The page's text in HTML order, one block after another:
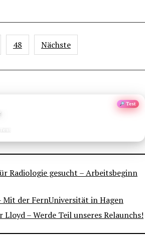
48 Nächste
Test
Radiologie gesucht – Arbeitsbeginn
Mit der FernUniversität in Hagen
– Werde Teil unseres Relaunchs!